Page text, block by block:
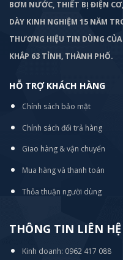
BƠM NƯỚC, THIẾT BỊ ĐIỆN
DÀY KINH NGHIỆM 15 NĂM
THƯƠNG HIỆU TIN DÙNG
KHẮP 63 TỈNH, THÀNH PHỐ.
HỖ TRỢ KHÁCH HÀNG
Chính sách bảo mật
Chính sách đổi trả hàng
Giao hàng & vận chuyển
Mua hàng và thanh toán
Thỏa thuận người dùng
THÔNG TIN LIÊN HỆ
Kinh doanh: 0962 417 088